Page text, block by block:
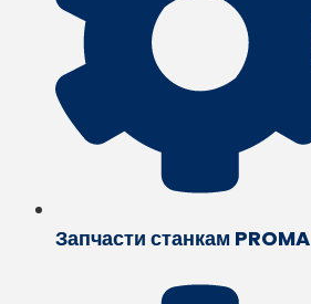
Запчасти станкам PROMA